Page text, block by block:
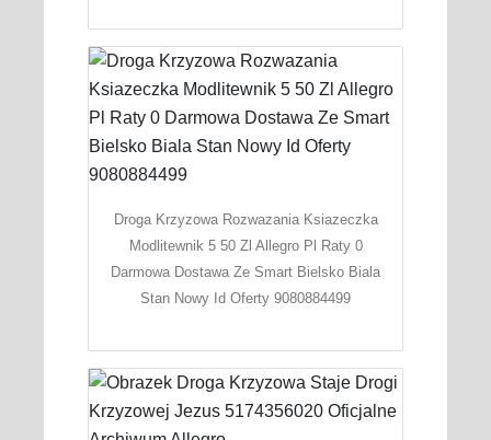
Droga Krzyzowa Rozwazania Ksiazeczka
Modlitewnik 5 50 Zl Allegro Pl Raty 0
Darmowa Dostawa Ze Smart Bielsko Biala
Stan Nowy Id Oferty 9080884499